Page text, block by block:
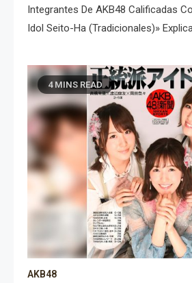
Integrantes De AKB48 Calificadas
Idol Seito-Ha (tradicionales)»
4 MINS READ
AKB48